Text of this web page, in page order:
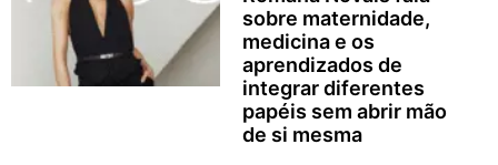
sobre maternidade,
medicina e os
aprendizados de
integrar diferentes
papéis sem abrir mão
de si mesma